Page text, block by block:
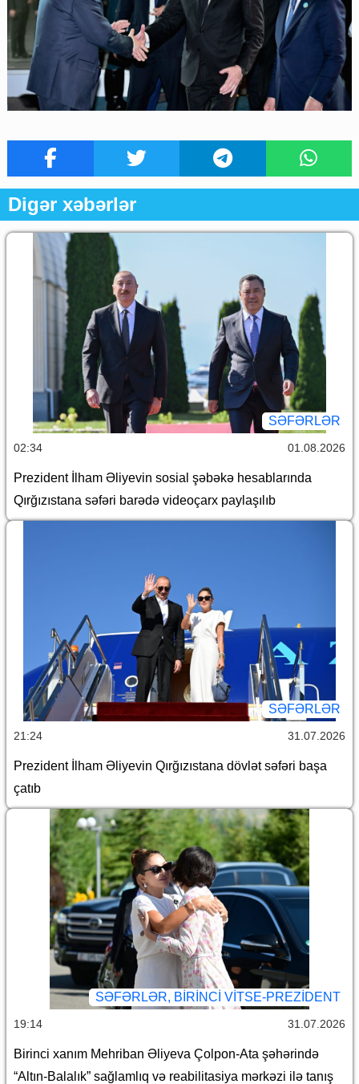
Digər xəbərlər
SƏFƏRLƏR
02:34 01.08.2026
Prezident İlham Əliyevin sosial şəbəkə hesablarında
Qırğızıstana səfəri barədə videoçarx paylaşılıb
SƏFƏRLƏR
21:24 31.07.2026
Prezident İlham Əliyevin Qırğızıstana dövlət səfəri başa
çatıb
SƏFƏRLƏR, BIRINCI VITSE-PREZIDENT
19:14 31.07.2026
Birinci xanım Mehriban Əliyeva Çolpon-Ata şəhərində
“Altın-Balalık” sağlamlıq və reabilitasiya mərkəzi ilə tanış